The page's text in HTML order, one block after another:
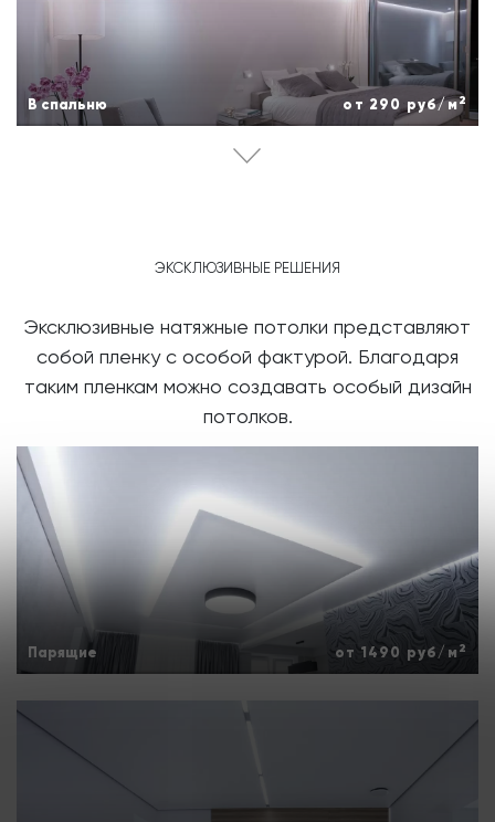
В спальню от 290 руб/м2
ЭКСКЛЮЗИВНЫЕ РЕШЕНИЯ
Эксклюзивные натяжные потолки представляют
собой пленкус особой фактурой. Благодаря
таким пленкам можно создавать особый дизайн
потолков.
Парящие от 1490 руб/м 2